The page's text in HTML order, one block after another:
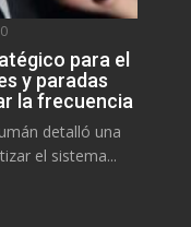
0
para el
y paradas
la frecuencia
detalló una
el sistema...